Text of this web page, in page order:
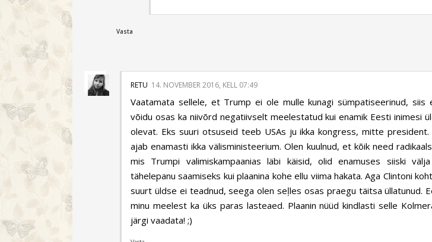
Vasta
RETU 14. NOVEMBER 2016, KELL 07:49
Vaatamata sellele, et Trump ei ole mulle kunagi sümpatiseerinud, siis
võidu osas ka niivõrd negatiivselt meelestatud kui enamik Eesti inimesi
olevat. Eks suuri otsuseid teeb USAs ju ikka kongress, mitte president.
ajab enamasti ikka välisministeerium. Olen kuulnud, et kõik need
mis Trumpi valimiskampaanias läbi käisid, olid enamuses siiski
tähelepanu saamiseks kui plaanina kohe ellu viima hakata. Aga Clintoni
suurt üldse ei teadnud, seega olen seļles osas praegu täitsa üllatunud.
minu meelest ka üks paras lasteaed. Plaanin nüüd kindlasti selle
järgi vaadata! ;)